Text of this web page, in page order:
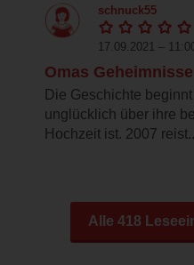
schnuck55
17.09.2021 –
Omas Geheimnisse
Die Geschichte
unglücklich über ihre
Hochzeit ist. 2007
Alle 418